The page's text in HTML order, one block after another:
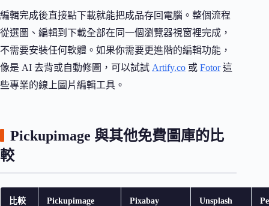
編輯完成後直接點下載就能把成品存回電腦。整個流程
從選圖、編輯到下載全部在同一個瀏覽器視窗裡完成，
不需要安裝任何軟體。如果你需要更進階的編輯功能，
像是 AI 去背或自動修圖，可以試試 Artify.co 或 Fotor這
些專業的線上圖片編輯工具。
Pickupimage 與其他免費圖庫的比
較
比較
Pickupimage Pixabay Unsplash